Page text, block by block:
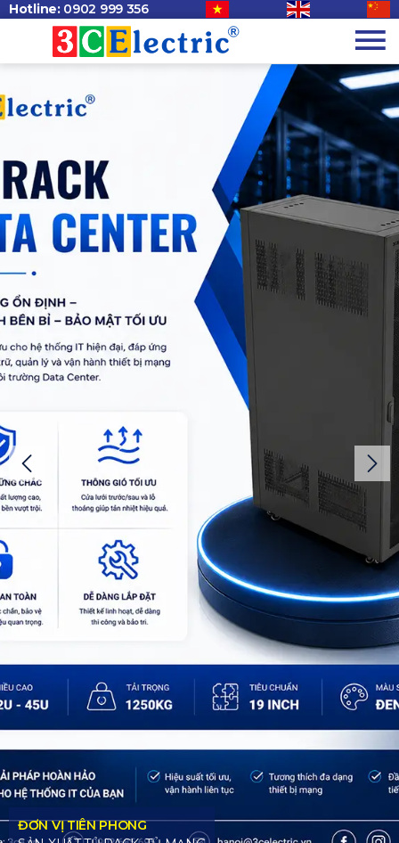
Hotline: 0902 999 356
TỦ MẠNG